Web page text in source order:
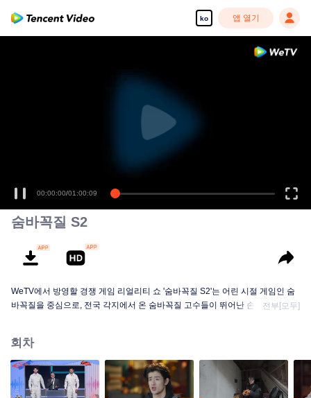
ko 앱 열기
00:00:00/01:00:09
숨바꼭질 S2
WeTV에서 방영할 경쟁 게임 리얼리티 쇼 '숨바꼭질 S2'는 어린 시절 게임인 숨
바꼭질을 중심으로, 전국 각지에서 온 숨바꼭질 고수들이 뛰어난 손재주, 놀라
전부[모두]
회차